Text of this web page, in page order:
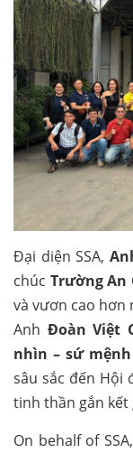
Đại diện SSA,
chúc Trường An
và vươn cao hơn
Anh Đoàn Việt
nhìn – sứ mệnh
sâu sắc đến Hội
tinh thần gắn kết
On behalf of SSA,